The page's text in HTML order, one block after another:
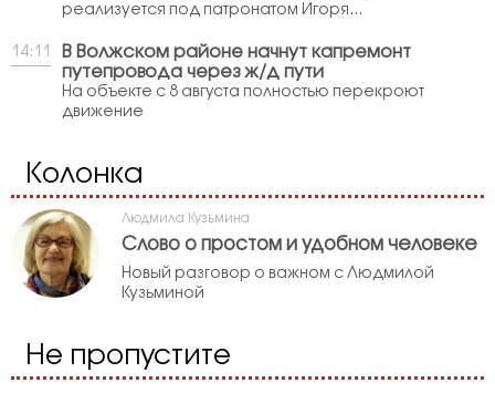
реализуется под патронатом Игоря...
14:11
В Волжском районе начнут капремонт
путепровода через ж/д пути
На объекте с 8 августа полностью перекроют
движение
Колонка
Людмила Кузьмина
Слово о простом и удобном человеке
Новый разговор о важном с Людмилой
Кузьминой
Не пропустите